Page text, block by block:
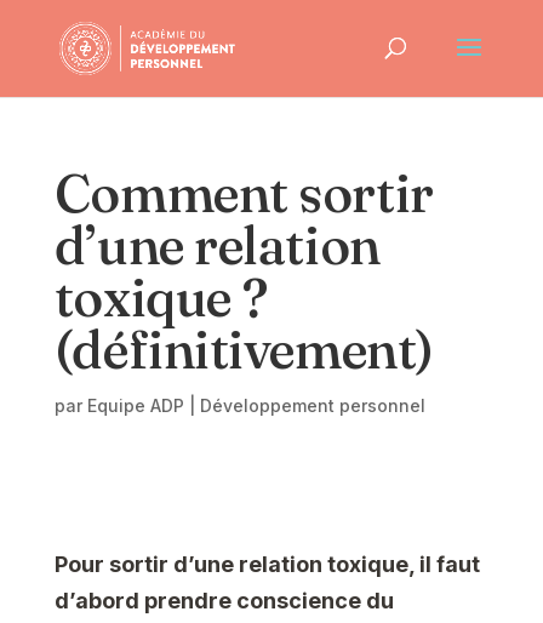
Comment sortir
d’une relation
toxique ?
(définitivement)
par Equipe ADP Développement personnel
Pour sortir d’une relation toxique, il faut
d’abord prendre conscience du